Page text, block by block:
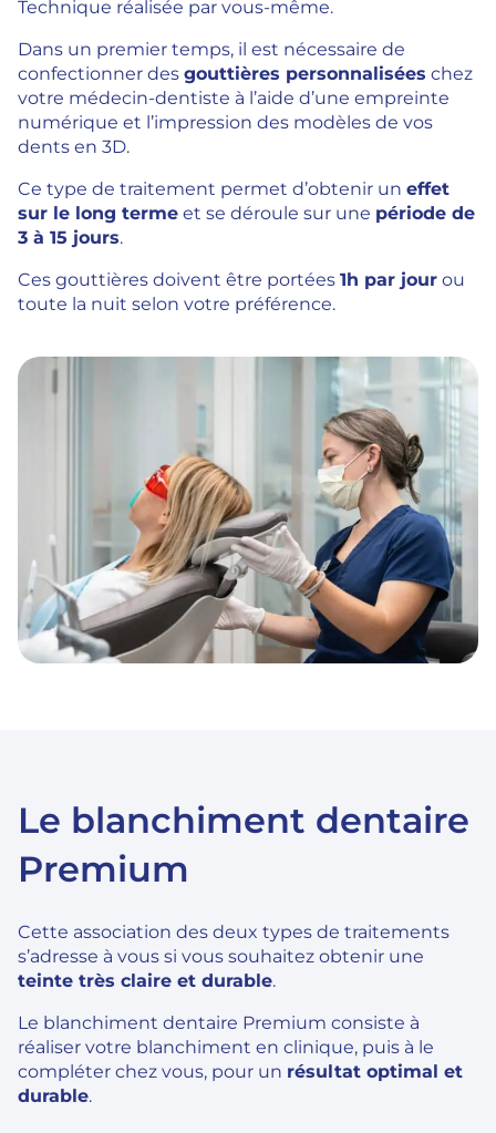
Technique réalisée par vous-même.
Dans un premier temps, il est nécessaire de
confectionner des gouttières personnalisées chez
votre médecin-dentiste à l’aide d’une empreinte
numérique et l’impression des modèles de vos
dents en 3D.
Ce type de traitement permet d’obtenir un effet
sur le long terme et se déroule sur une période de
3 à 15 jours.
Ces gouttières doivent être portées 1h par jour ou
toute la nuit selon votre préférence.
Le blanchiment dentaire
Premium
Cette association des deux types de traitements
s’adresse à vous si vous souhaitez obtenir une
teinte très claire et durable.
Le blanchiment dentaire Premium consiste à
réaliser votre blanchiment en clinique, puis à le
compléter chez vous, pour un résultat optimal et
durable.